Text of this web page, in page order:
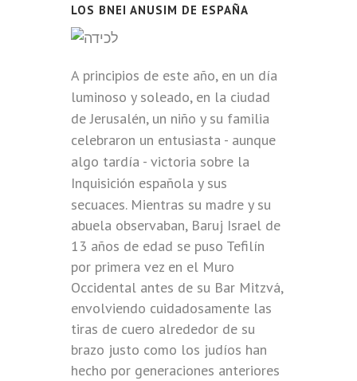
LOS BNEI ANUSIM DE ESPAÑA
A principios de este año, en un día
luminoso y soleado, en la ciudad
de Jerusalén, un niño y su familia
celebraron un entusiasta - aunque
algo tardía - victoria sobre la
Inquisición española y sus
secuaces.Mientras su madre y su
abuela observaban, Baruj Israel de
13 años de edad se puso Tefilín
por primera vez en el Muro
Occidental antes de su Bar Mitzvá,
envolviendo cuidadosamente las
tiras de cuero alrededor de su
brazo justo como los judíos han
hecho por generaciones anteriores